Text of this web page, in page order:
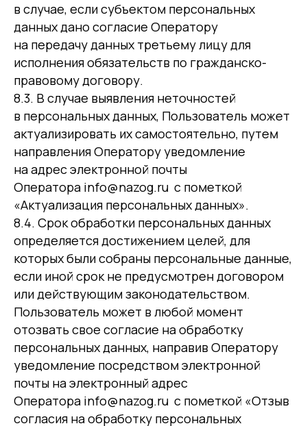
в случае, если субъектом персональных
данных дано согласие Оператору
на передачу данных третьему лицу для
исполнения обязательств по гражданско-
правовому договору.
8.3. В случае выявления неточностей
в персональных данных, Пользователь может
актуализировать их самостоятельно, путем
направления Оператору уведомление
на адрес электронной почты
Оператора info@nazog.ru с пометкой
«Актуализация персональных данных».
8.4. Срок обработки персональных данных
определяется достижением целей, для
которых были собраны персональные данные,
если иной срок не предусмотрен договором
или действующим законодательством.
Пользователь может в любой момент
отозвать свое согласие на обработку
персональных данных, направив Оператору
уведомление посредством электронной
почты на электронный адрес
Оператора info@nazog.ru с пометкой «Отзыв
согласия на обработку персональных